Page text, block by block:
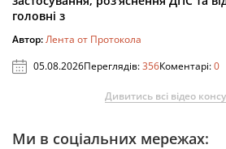
головні з
Автор:Лента от Протокола
05.08.2026Переглядів:356Коментарі:0
Дивитись всі відео
Ми в соціальних мережах: